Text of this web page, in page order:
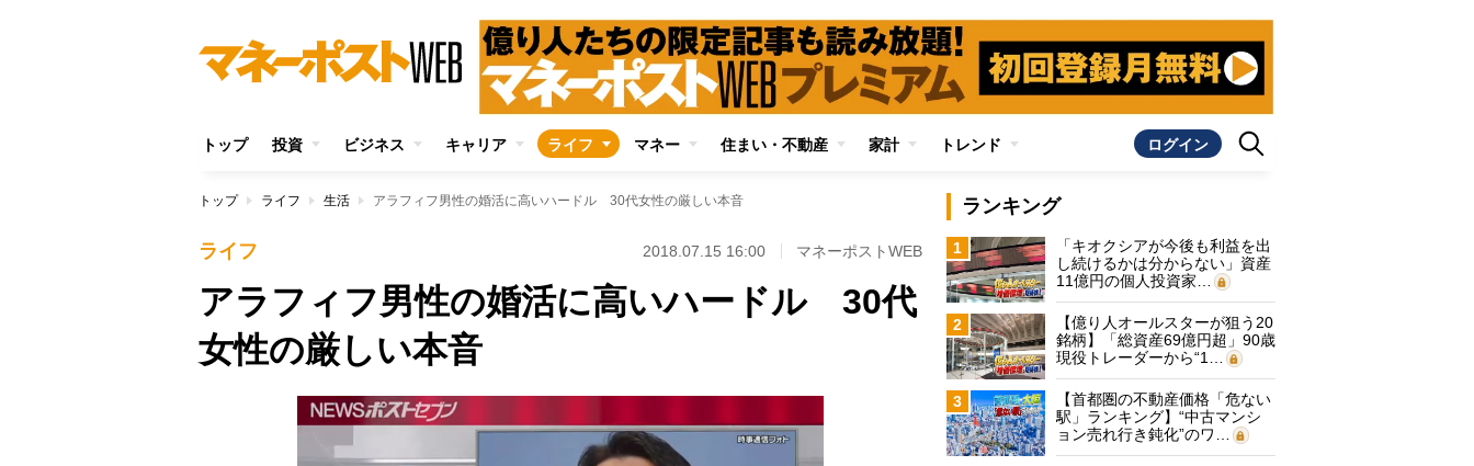
トップ 投資 ビジネス キャリア ライフ マネー 住まい・不動産 家計 トレンド ログイン
トップ ライフ 生活 アラフィフ男性の婚活に高いハードル 30代女性の厳しい本音
ライフ 2018.07.15 16:00 マネーポストWEB
アラフィフ男性の婚活に高いハードル 30代
女性の厳しい本音
ランキング
1
「キオクシアが今後も利益を出
し続けるかは分からない」資産
11億円の個人投資家…
2
【億り人オールスターが狙う20
銘柄】「総資産69億円超」90歳
現役トレーダーから“1…
3
【首都圏の不動産価格「危ない
駅」ランキング】“中古マンシ
ョン売れ行き鈍化”のワ…